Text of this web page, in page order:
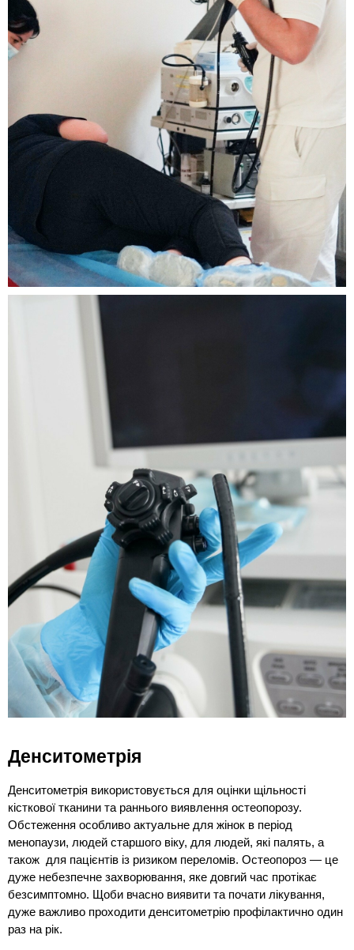
Денситометрія
Денситометрія використовується для оцінки щільності
кісткової тканини та раннього виявлення остеопорозу.
Обстеження особливо актуальне для жінок в період
менопаузи, людей старшого віку, для людей, які палять, а
також  для пацієнтів із ризиком переломів. Остеопороз — це
дуже небезпечне захворювання, яке довгий час протікає
безсимптомно. Щоби вчасно виявити та почати лікування,
дуже важливо проходити денситометрію профілактично один
раз на рік.